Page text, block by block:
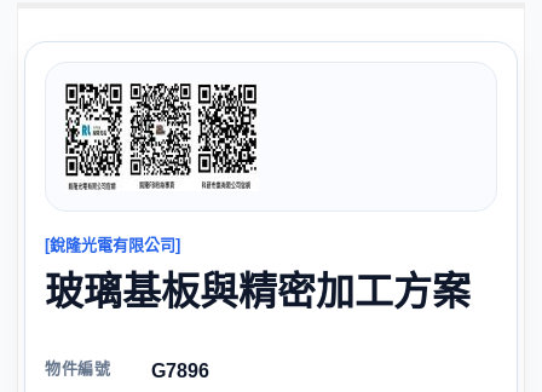
[銳隆光電有限公司]
玻璃基板與精密加工方案
物件編號 G7896